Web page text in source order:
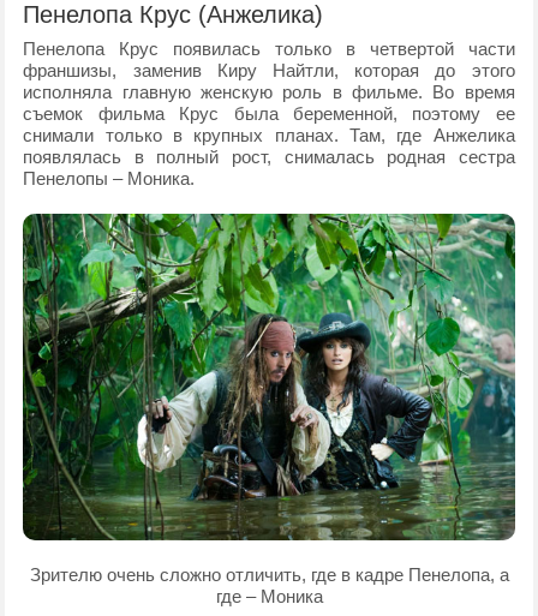
Пенелопа Крус (Анжелика)
Пенелопа Крус появилась только в четвертой части
франшизы, заменив Киру Найтли, которая до этого
исполняла главную женскую роль в фильме. Во время
съемок фильма Крус была беременной, поэтому ее
снимали только в крупных планах. Там, где Анжелика
появлялась в полный рост, снималась родная сестра
Пенелопы – Моника.
Зрителю очень сложно отличить, где в кадре Пенелопа, а
где – Моника